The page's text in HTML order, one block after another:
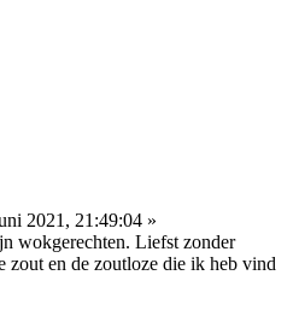
2021, 21:49:04 »
wokgerechten. Liefst zonder
zout en de zoutloze die ik heb vind